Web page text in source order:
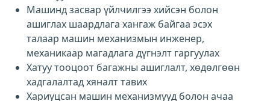
Машинд засвар үйлчилгээ хийсэн болон
ашиглах шаардлага хангаж байгаа эсэх
талаар машин механизмын инженер,
механикаар магадлага дүгнэлт гаргуулах
Хатуу тооцоот багажны ашиглалт, хөдөлгөөн
хадгалалтад хяналт тавих
Хариуцсан машин механизмууд болон ачаа